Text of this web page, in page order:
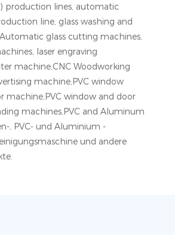
production lines, automatic
line, glass washing and
glass cutting machines,
laser engraving
machine,CNC Woodworking
machine,PVC window
machine,PVC window and door
machines,PVC and Aluminum
, PVC- und Aluminium -
und andere